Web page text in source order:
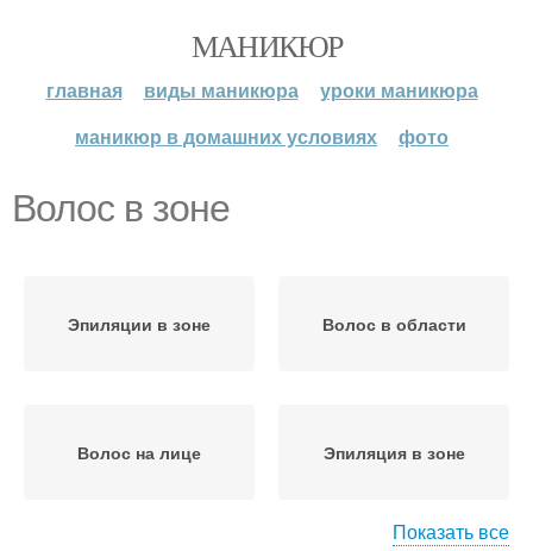
МАНИКЮР
главная виды маникюра
уроки маникюра
маникюр в домашних условиях
фото
Волос в зоне
Эпиляции в зоне Волос в области
Волос на лице Эпиляция в зоне
Показать все